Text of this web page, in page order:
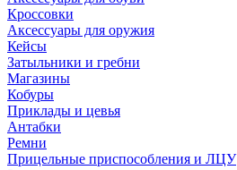
Кроссовки
Аксессуары для оружия
Кейсы
Затыльники и гребни
Магазины
Кобуры
Приклады и цевья
Антабки
Ремни
Прицельные приспособления и ЛЦУ